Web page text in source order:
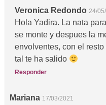
Veronica Redondo 24/
Hola Yadira. La nata
se monte y despues la
envolventes, con el
tal te ha salido
Responder
Mariana 17/03/2021